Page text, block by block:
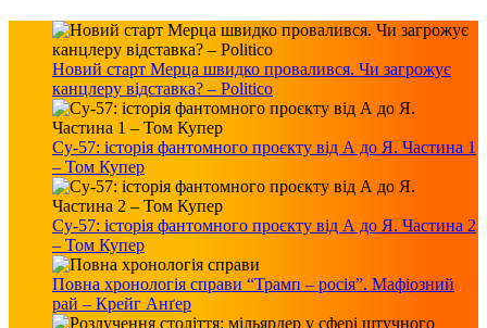
Новий старт Мерца швидко провалився. Чи загрожує
канцлеру відставка? – Politico
Су-57: історія фантомного проєкту від А до Я. Частина 1
– Том Купер
Су-57: історія фантомного проєкту від А до Я. Частина 2
– Том Купер
Повна хронологія справи “Трамп – росія”. Мафіозний
рай – Крейг Анґер